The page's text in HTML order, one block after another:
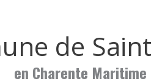
de
en Charente Maritime